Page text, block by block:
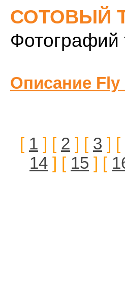
СОТОВЫЙ
Описание Fly
[ 1 ] [ 2 ] [ 3 ] [
14 ] [ 15 ] [